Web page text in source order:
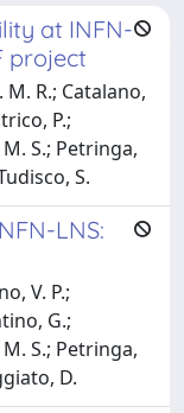
at INFN-
project
M. R.; Catalano,
P.;
S.; Petringa,
S.
LNS:
V. P.;
G.;
S.; Petringa,
D.